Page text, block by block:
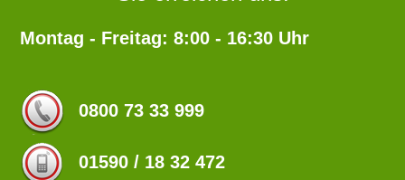
Montag - Freitag: 8:00 - 16:30 Uhr
0800 73 33 999
01590 / 18 32 472